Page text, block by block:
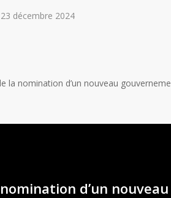
23 décembre 2024
la nomination d’un nouveau
d’un nouveau